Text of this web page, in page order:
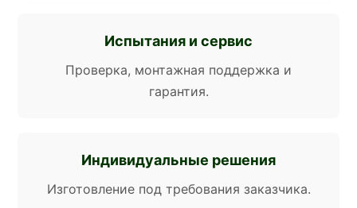
Испытания и сервис
Проверка, монтажная поддержка и
гарантия.
Индивидуальные решения
Изготовление под требования заказчика.